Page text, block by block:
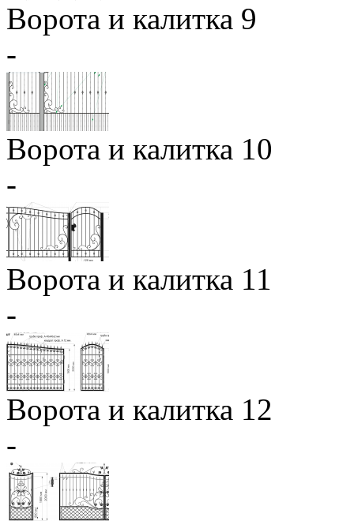
Ворота и калитка 9
-
Ворота и калитка 10
-
Ворота и калитка 11
-
Ворота и калитка 12
-